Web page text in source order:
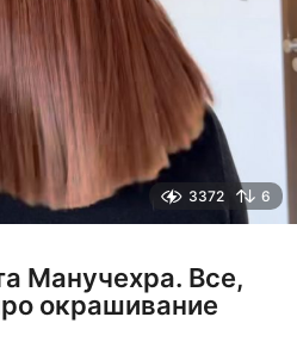
3372 6
Манучехра. Все,
окрашивание